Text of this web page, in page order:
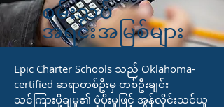
စမ်းသပ်
အရင်းအမြစ်များ
Epic Charter Schools သည် Oklahoma-
certified ဆရာတစ်ဦးမှ တစ်ဦးချင်း
သင်ကြားပို့ချမှု၏ ပံ့ပိုးမှုဖြင့် အွန်လိုင်းသင်ယူ